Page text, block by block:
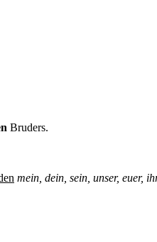
Bruders.
mein, dein, sein, unser, euer,